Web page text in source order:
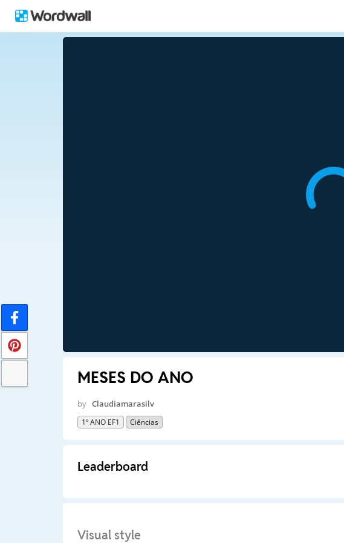
MESES DO ANO
by Claudiamarasilv
1º ANO EF1 Ciências
Leaderboard
Visual style